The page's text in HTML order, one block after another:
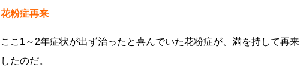
花粉症再来
ここ1～2年症状が出ず治ったと喜んでいた花粉症が、満を持して再来
したのだ。